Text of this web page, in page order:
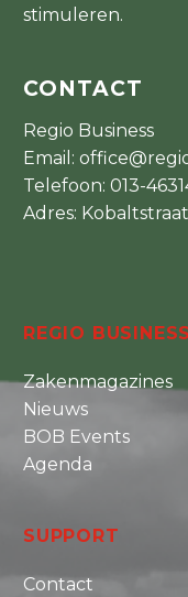
stimuleren.
CONTACT
Regio Business
Email:
Telefoon: 013-
Adres:
REGIO BUSINESS
Zakenmagazines
Nieuws
BOB Events
Agenda
SUPPORT
Contact